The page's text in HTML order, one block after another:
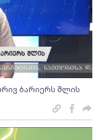
ბარიერს შლის